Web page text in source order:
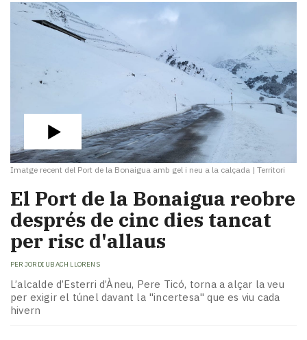
Imatge recent del Port de la Bonaigua amb gel i neu a la calçada | Territori
El Port de la Bonaigua reobre
després de cinc dies tancat
per risc d'allaus
PER JORDI UBACH LLORENS
L’alcalde d’Esterri d’Àneu, Pere Ticó, torna a alçar la veu
per exigir el túnel davant la "incertesa" que es viu cada
hivern